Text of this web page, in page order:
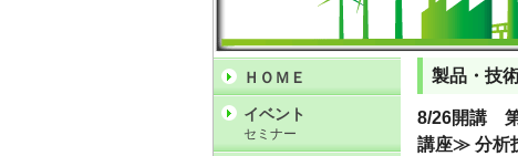
製品・技
8/26開講
講座≫ 分析
ＨＯＭＥ
イベント
セミナー